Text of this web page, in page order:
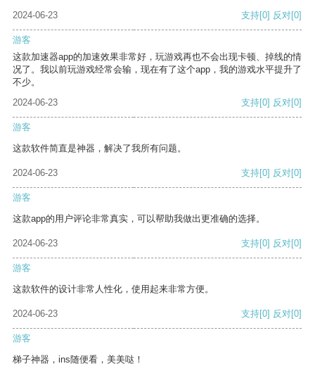
2024-06-23 支持[0] 反对[0]
游客
这款加速器app的加速效果非常好，玩游戏再也不会出现卡顿、掉线的情
况了。我以前玩游戏经常会输，现在有了这个app，我的游戏水平提升了
不少。
2024-06-23
支持[0] 反对[0]
游客
这款软件简直是神器，解决了我所有问题。
2024-06-23 支持[0] 反对[0]
游客
这款app的用户评论非常真实，可以帮助我做出更准确的选择。
2024-06-23 支持[0] 反对[0]
游客
这款软件的设计非常人性化，使用起来非常方便。
2024-06-23 支持[0] 反对[0]
游客
梯子神器，ins随便看，美美哒！